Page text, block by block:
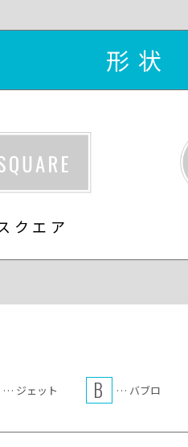
形状
クエア
… ジェット B … バブロ